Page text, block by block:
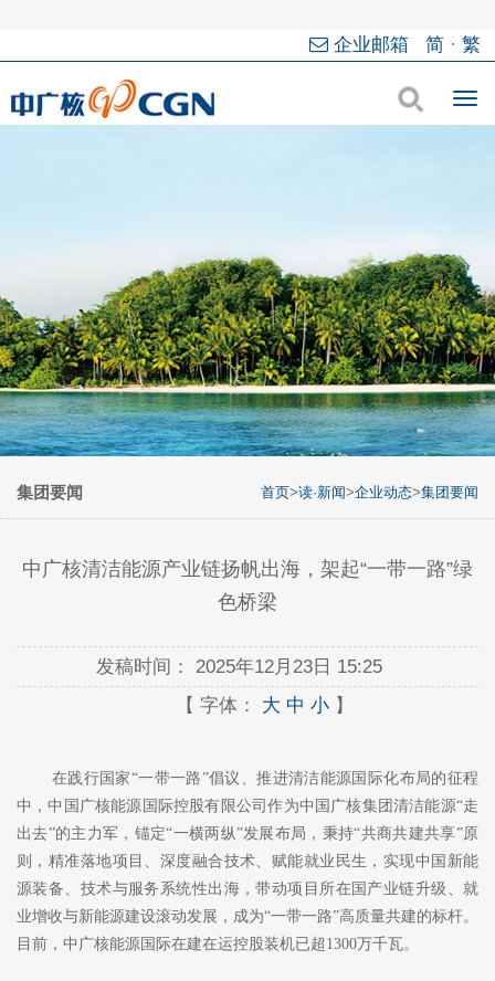
企业邮箱 简· 繁
首页>读·新闻>企业动态>集团要闻
集团要闻
中广核清洁能源产业链扬帆出海，架起“一带一路”绿
色桥梁
发稿时间： 2025年12月23日 15:25
【 字体： 大 中 小】
在践行国家“一带一路”倡议、推进清洁能源国际化布局的征程
中，中国广核能源国际控股有限公司作为中国广核集团清洁能源“走
出去”的主力军，锚定“一横两纵”发展布局，秉持“共商共建共享”原
则，精准落地项目、深度融合技术、赋能就业民生，实现中国新能
源装备、技术与服务系统性出海，带动项目所在国产业链升级、就
业增收与新能源建设滚动发展，成为“一带一路”高质量共建的标杆。
目前，中广核能源国际在建在运控股装机已超1300万千瓦。